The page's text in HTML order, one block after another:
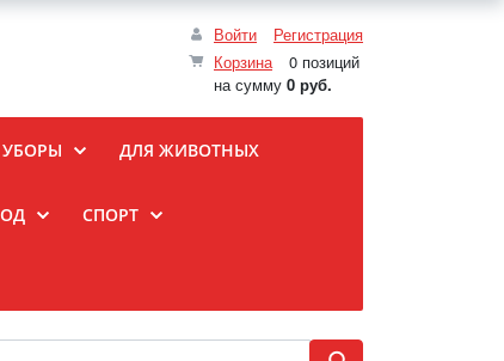
Войти
Регистрация
Корзина
0 позиций
на сумму 0 руб.
ДЛЯ ЖИВОТНЫХ
СПОРТ